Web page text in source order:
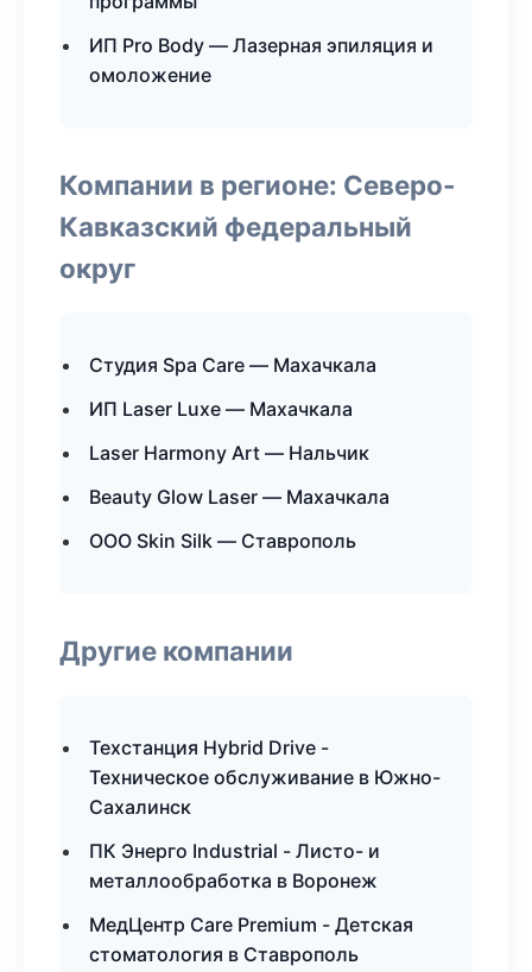
ИП Pro Body — Лазерная эпиляция и
омоложение
Компании в регионе: Северо-
Кавказский федеральный
округ
Студия Spa Care — Махачкала
ИП Laser Luxe — Махачкала
Laser Harmony Art — Нальчик
Beauty Glow Laser — Махачкала
ООО Skin Silk — Ставрополь
Другие компании
Техстанция Hybrid Drive -
Техническое обслуживание в Южно-
Сахалинск
ПК Энерго Industrial - Листо- и
металлообработка в Воронеж
МедЦентр Care Premium - Детская
стоматология в Ставрополь